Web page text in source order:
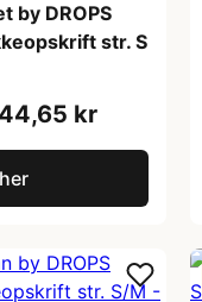
by DROPS
str. S
kr